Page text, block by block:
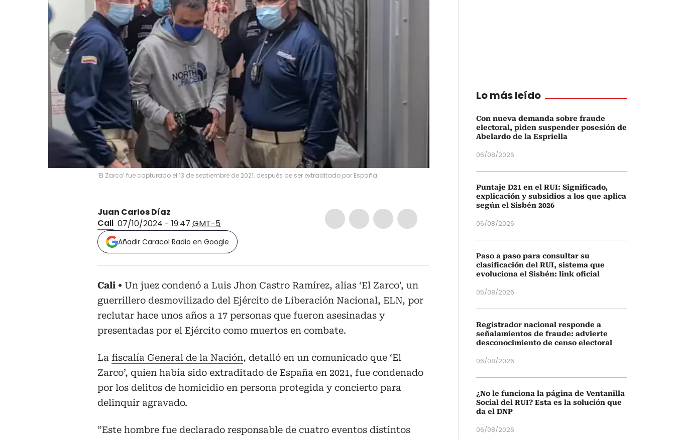
‘El Zarco’ fue capturado el 13 de septiembre de 2021, después de ser extraditado por España.
Juan Carlos Díaz
Cali 07/10/2024 - 19:47 GMT-5
Añadir Caracol Radio en Google
Cali
Un juez condenó a Luis Jhon Castro Ramírez, alias ‘El Zarco’, un
guerrillero desmovilizado del Ejército de Liberación Nacional, ELN, por
reclutar hace unos años a 17 personas que fueron asesinadas y
presentadas por el Ejército como muertos en combate.
La fiscalía General de la Nación, detalló en un comunicado que ‘El
Zarco’, quien había sido extraditado de España en 2021, fue condenado
por los delitos de homicidio en persona protegida y concierto para
delinquir agravado.
”Este hombre fue declarado responsable de cuatro eventos distintos
Lo más leído
Con nueva demanda sobre fraude
electoral, piden suspender posesión de
Abelardo de la Espriella
06/08/2026
Puntaje D21 en el RUI: Significado,
explicación y subsidios a los que aplica
según el Sisbén 2026
06/08/2026
Paso a paso para consultar su
clasificación del RUI, sistema que
evoluciona el Sisbén: link oficial
05/08/2026
Registrador nacional responde a
señalamientos de fraude: advierte
desconocimiento de censo electoral
06/08/2026
¿No le funciona la página de Ventanilla
Social del RUI? Esta es la solución que
da el DNP
06/08/2026